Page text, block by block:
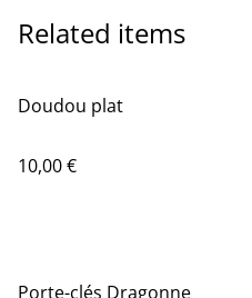
Related items
Doudou plat
10,00 €
Porte-clés Dragonne